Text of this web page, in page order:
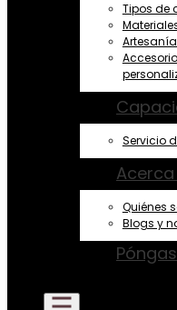
Tipos de
Servicio
Quiénes
Blogs y